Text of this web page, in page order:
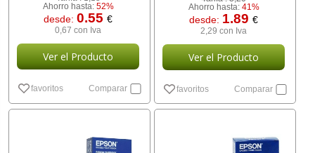
Ahorro hasta: 52%
desde:0.55€
0,67 con Iva
Ver el Producto
favoritos Comparar
Ahorro hasta: 41%
desde: 1.89€
2,29 con Iva
Ver el Producto
favoritos Comparar